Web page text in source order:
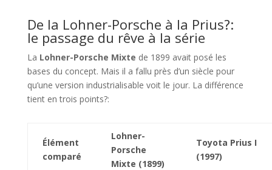
De la Lohner-Porsche à la Prius?:
le passage du rêve à la série
La Lohner-Porsche Mixte de 1899 avait posé les
bases du concept. Mais il a fallu près d’un siècle pour
qu’une version industrialisable voit le jour. La différence
tient en trois points?:
Élément
comparé
Lohner-
Porsche
Mixte (1899)
Toyota Prius I
(1997)